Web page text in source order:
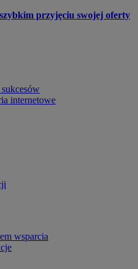
przyjęciu swojej oferty
internetowe
wsparcia